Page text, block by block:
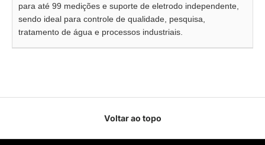
para até 99 medições e suporte de eletrodo independente,
sendo ideal para controle de qualidade, pesquisa,
tratamento de água e processos industriais.
Voltar ao topo